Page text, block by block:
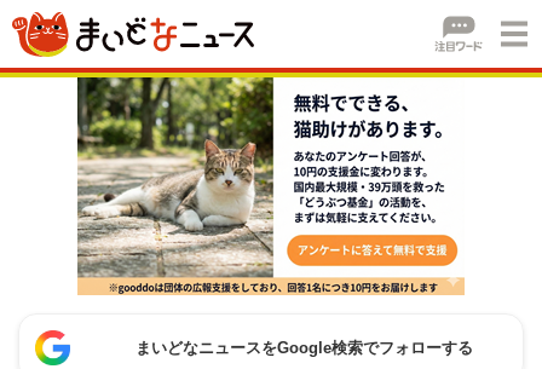
まいどなニュースをGoogle検索でフォローする